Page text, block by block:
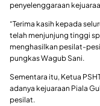
penyelenggaraan
“Terima kasih kepada
telah menjunjung tinggi
menghasilkan pesilat-
pungkas Wagub Sani.
Sementara itu, Ketua
adanya kejuaraan Piala
pesilat.